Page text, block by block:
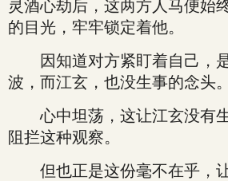
灵酒心劫后，这两方人马便始
的目光，牢牢锁定着他。
因知道对方紧盯着自己，
波，而江玄，也没生事的念头。
心中坦荡，这让江玄没有
阻拦这种观察。
但也正是这份毫不在乎，让